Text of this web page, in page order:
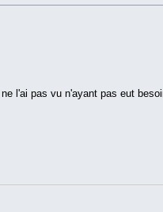
l'ai pas vu n'ayant pas eut